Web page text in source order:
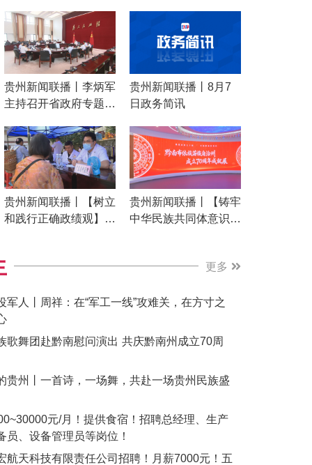
贵州新闻联播丨李炳军
主持召开省政府专题会
项目谋划建设工作
贵州新闻联播丨8月7
日政务简讯
贵州新闻联播丨【树立
和践行正确政绩观】聚
贵州新闻联播丨【铸牢
中华民族共同体意识模
苗族自治州成立70周
更多
军人丨周祥：在“军工一线”攻难关，在方寸之
歌舞团赴黔南慰问演出 共庆黔南州成立70周
贵州丨一首诗，一场舞，共赴一场贵州民族盛
元/月！提供食宿！招聘总经理、生产
员、设备管理员等岗位！
航天科技有限责任公司招聘！月薪7000元！五